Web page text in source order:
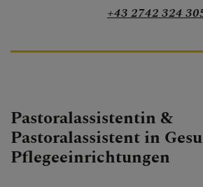
+43 2742 324
Pastoralassistentin &
Pastoralassistent in
Pflegeeinrichtungen